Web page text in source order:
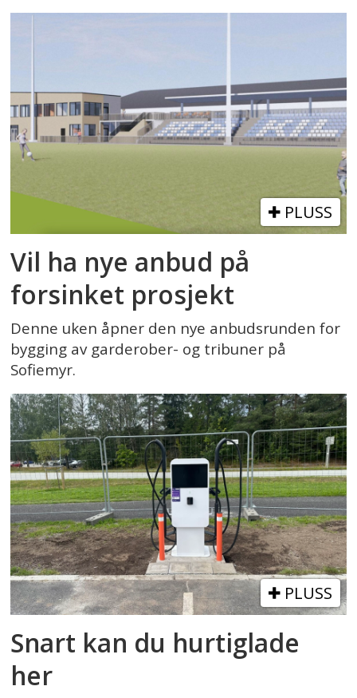
PLUSS
Vil ha nye anbud på
forsinket prosjekt
Denne uken åpner den nye anbudsrunden for
bygging av garderober- og tribuner på
Sofiemyr.
PLUSS
Snart kan du hurtiglade
her